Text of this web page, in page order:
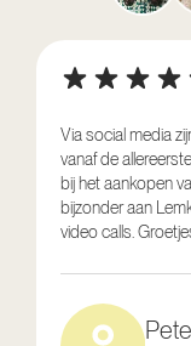
Via social media
vanaf de
bij het aankopen
bijzonder aan
video calls.